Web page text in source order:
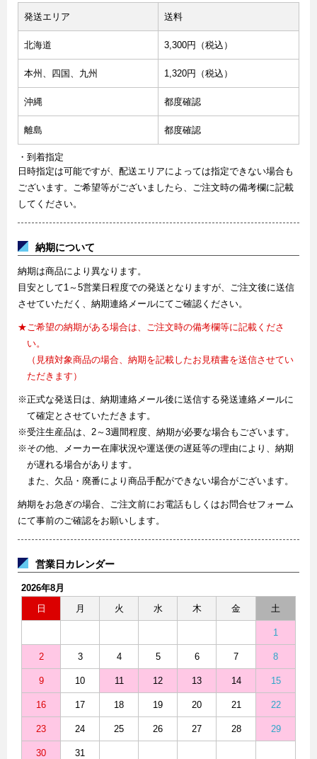
発送エリア 送料
北海道 3,300円（税込）
本州、四国、九州 1,320円（税込）
沖縄 都度確認
離島 都度確認
・到着指定
日時指定は可能ですが、配送エリアによっては指定できない場合も
ございます。ご希望等がございましたら、ご注文時の備考欄に記載
してください。
納期について
納期は商品により異なります。
目安として1～5営業日程度での発送となりますが、ご注文後に送信
させていただく、納期連絡メールにてご確認ください。
★ご希望の納期がある場合は、ご注文時の備考欄等に記載くださ
い。
（見積対象商品の場合、納期を記載したお見積書を送信させてい
ただきます）
※正式な発送日は、納期連絡メール後に送信する発送連絡メールに
て確定とさせていただきます。
※受注生産品は、2～3週間程度、納期が必要な場合もございます。
※その他、メーカー在庫状況や運送便の遅延等の理由により、納期
が遅れる場合があります。
また、欠品・廃番により商品手配ができない場合がございます。
納期をお急ぎの場合、ご注文前にお電話もしくはお問合せフォーム
にて事前のご確認をお願いします。
営業日カレンダー
2026年8月
日
月 火 水 木 金 土
1
2 3 4 5 6 7 8
9 10 11 12 13 14 15
16 17 18 19 20 21 22
23 24 25 26 27 28 29
30 31